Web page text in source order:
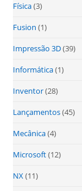
Física(3)
Fusion (1)
Impressão 3D(39)
Informática(1)
Inventor(28)
Lançamentos(45)
Mecânica(4)
Microsoft(12)
NX(11)